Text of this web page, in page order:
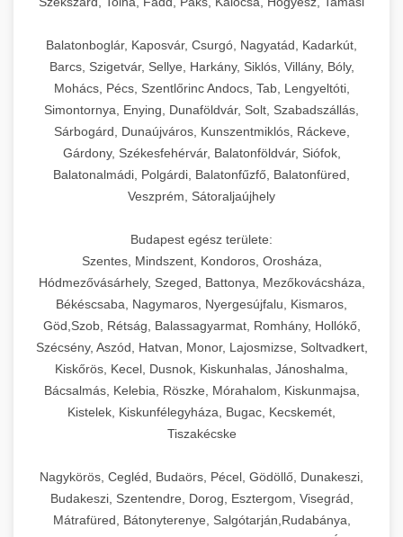
Balatonboglár, Kaposvár, Csurgó, Nagyatád, Kadarkút,
Barcs, Szigetvár, Sellye, Harkány, Siklós, Villány, Bóly,
Mohács, Pécs, Szentlőrinc Andocs, Tab, Lengyeltóti,
Simontornya, Enying, Dunaföldvár, Solt, Szabadszállás,
Sárbogárd, Dunaújváros, Kunszentmiklós, Ráckeve,
Gárdony, Székesfehérvár, Balatonföldvár, Siófok,
Balatonalmádi, Polgárdi, Balatonfűzfő, Balatonfüred,
Veszprém, Sátoraljaújhely
Budapest egész területe:
Szentes, Mindszent, Kondoros, Orosháza,
Hódmezővásárhely, Szeged, Battonya, Mezőkovácsháza,
Békéscsaba, Nagymaros, Nyergesújfalu, Kismaros,
Göd,Szob, Rétság, Balassagyarmat, Romhány, Hollókő,
Szécsény, Aszód, Hatvan, Monor, Lajosmizse, Soltvadkert,
Kiskőrös, Kecel, Dusnok, Kiskunhalas, Jánoshalma,
Bácsalmás, Kelebia, Röszke, Mórahalom, Kiskunmajsa,
Kistelek, Kiskunfélegyháza, Bugac, Kecskemét,
Tiszakécske
Nagykörös, Cegléd, Budaörs, Pécel, Gödöllő, Dunakeszi,
Budakeszi, Szentendre, Dorog, Esztergom, Visegrád,
Mátrafüred, Bátonyterenye, Salgótarján,Rudabánya,